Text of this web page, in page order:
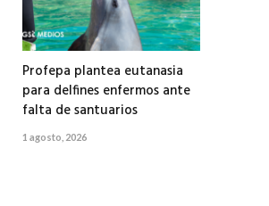
Profepa plantea eutanasia
para delfines enfermos ante
falta de santuarios
1 agosto, 2026